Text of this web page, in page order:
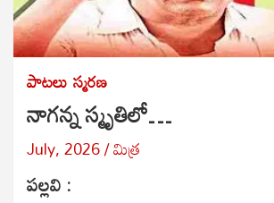
పాటలుస్మరణ
నాగన్న స్మృతిలో…
July, 2026 మిత్ర
పల్లవి :